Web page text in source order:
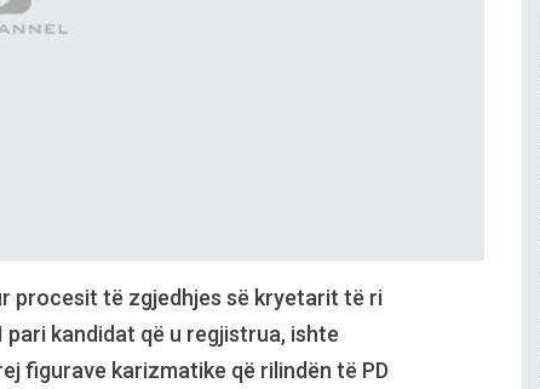
procesit të zgjedhjes së kryetarit të ri
kandidat që u regjistrua, ishte
figurave karizmatike që rilindën të PD